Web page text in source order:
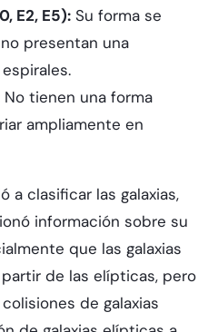
E2, E5):Su forma se
presentan una
No tienen una forma
ampliamente en
a clasificar las galaxias,
información sobre su
que las galaxias
de las elípticas, pero
de galaxias